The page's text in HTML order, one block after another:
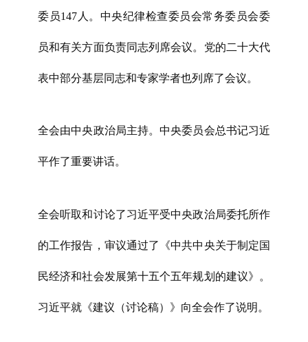
委员147人。中央纪律检查委员会常务委员会委
员和有关方面负责同志列席会议。党的二十大代
表中部分基层同志和专家学者也列席了会议。
全会由中央政治局主持。中央委员会总书记习近
平作了重要讲话。
全会听取和讨论了习近平受中央政治局委托所作
的工作报告，审议通过了《中共中央关于制定国
民经济和社会发展第十五个五年规划的建议》。
习近平就《建议（讨论稿）》向全会作了说明。